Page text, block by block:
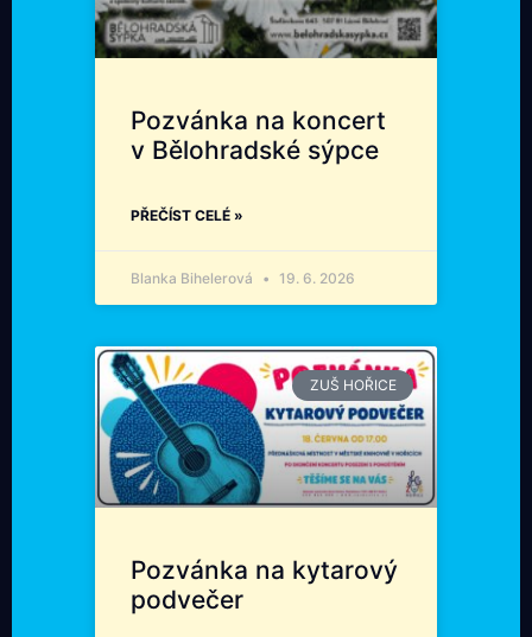
Pozvánka na koncert
v Bělohradské sýpce
PŘEČÍST CELÉ »
Blanka Bihelerová 19. 6. 2026
ZUŠ HOŘICE
Pozvánka na kytarový
podvečer